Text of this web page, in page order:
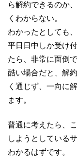
ら解約できるのか
くわからない。
わかったとしても
平日日中しか受け
たら、非常に面倒
酷い場合だと、解
く通じず、一向に
ます。
普通に考えたら、
しようとしている
わかるはずです。